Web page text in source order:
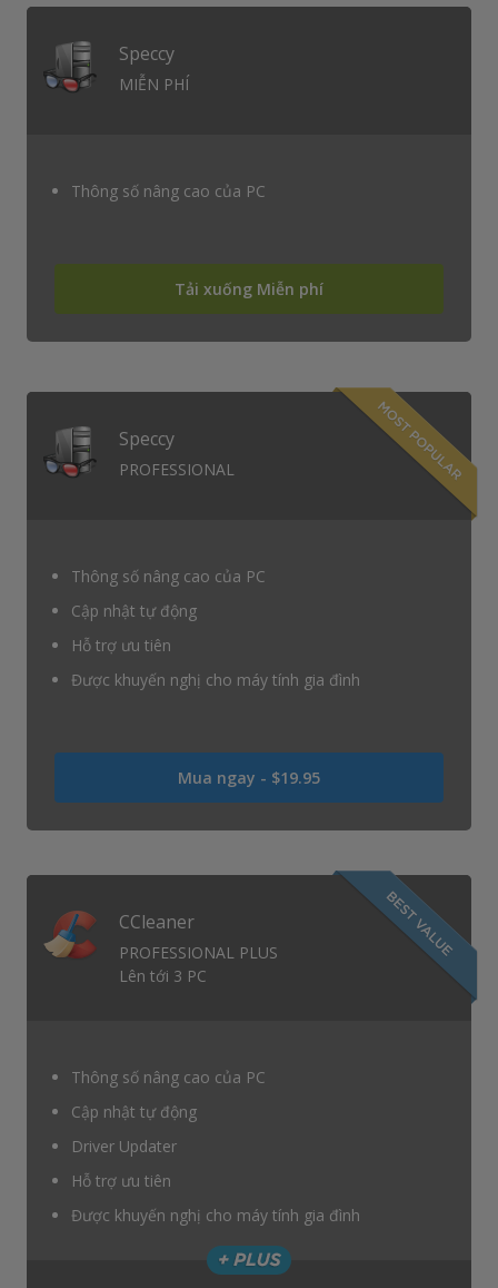
Speccy
MIỄN PHÍ
Thông số nâng cao của PC
Tải xuống Miễn phí
Speccy
PROFESSIONAL
Thông số nâng cao của PC
Cập nhật tự động
Hỗ trợ ưu tiên
Được khuyến nghị cho máy tính gia đình
Mua ngay - $19.95Là
USD
19.95
CCleaner
PROFESSIONAL PLUS
Lên tới 3 PC
Thông số nâng cao của PC
Cập nhật tự động
Driver Updater
Hỗ trợ ưu tiên
Được khuyến nghị cho máy tính gia đình